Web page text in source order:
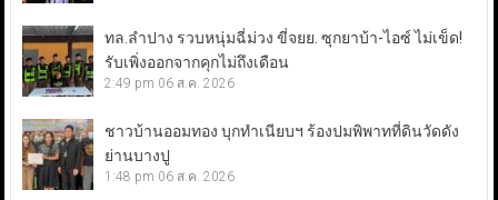
ทล.ลำปาง รวบหนุ่มฉี่ม่วง ขี่จยย. ซุกยาบ้า-ไอซ์ ไม่เข็ด!
รับเพิ่งออกจากคุกไม่ถึงเดือน
2:49 pm 06 ส.ค. 2026
ชาวบ้านออมทอง บุกทำเนียบฯ ร้องปมพิพาทที่ดินวัดดัง
ย่านบางปู
1:48 pm 06 ส.ค. 2026